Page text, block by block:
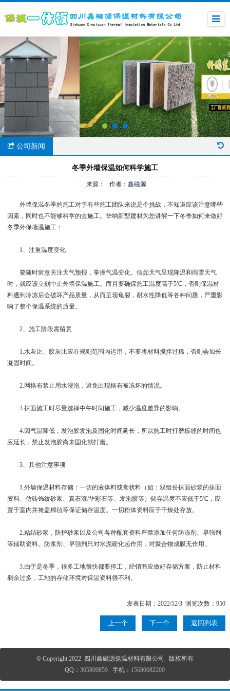
公司新闻
冬季外墙保温如何科学施工
来源： 作者：鑫磁源
外墙保温冬季的施工对于有些施工团队来说是个挑战，不知道应该注意哪些
因素，同时也不能够科学的去施工。华纳新型建材为您讲解一下冬季如何来做好
冬季外保墙温施工：
1、注重温度变化
要随时留意关注天气预报，掌握气温变化。假如天气呈现降温和雨雪天气
时，就应该立刻中止外墙保温施工。而且要确保施工温度高于5℃，否则保温材
料遭到冷冻后会破坏产品质量，从而呈现龟裂，耐水性降低等各种问题，严重影
响了整个保温系统的质量。
2、施工阶段需留意
1.水灰比、胶灰比应在规则范围内运用，不要将材料搅拌过稀，否则会加长
凝固时间。
2.网格布禁止用水浸泡，避免出现格布被冻坏的情况。
3.抹面施工时尽量选择中午时间施工，减少温度差异的影响。
4.因气温降低，发泡胶发泡及固化时间延长，所以施工时打磨板缝的时间也
应延长，禁止发泡胶尚未固化就打磨。
3、其他注意事项
1.外墙保温材料存储：一切的液体料或膏状料（如：双组份抹面砂浆的抹面
胶料、仿砖饰纹砂浆、真石漆/华彩石等、发泡胶等）储存温度不应低于5℃，应
置于室内并掩盖棉毡等保证储存温度。一切粉体资料应于干燥处存放。
2.粘结砂浆，防护砂浆以及公司各种配套资料严禁添加任何防冻剂、早强剂
等辅助资料。防浆剂、早强剂只对水泥硬化起作用，对聚合物成膜无作用。
3.由于是冬季，很多工地很快都要停工，经销商应做好存储方案，防止材料
剩余过多，工地的存储环境对保温资料很不利。
发表日期：2022/12/3 浏览次数：950
上一个 下一个 返回列表
© Copyright 2022 四川鑫磁源保温材料有限公司 版权所有
QQ：305800859 手机： 15680082200